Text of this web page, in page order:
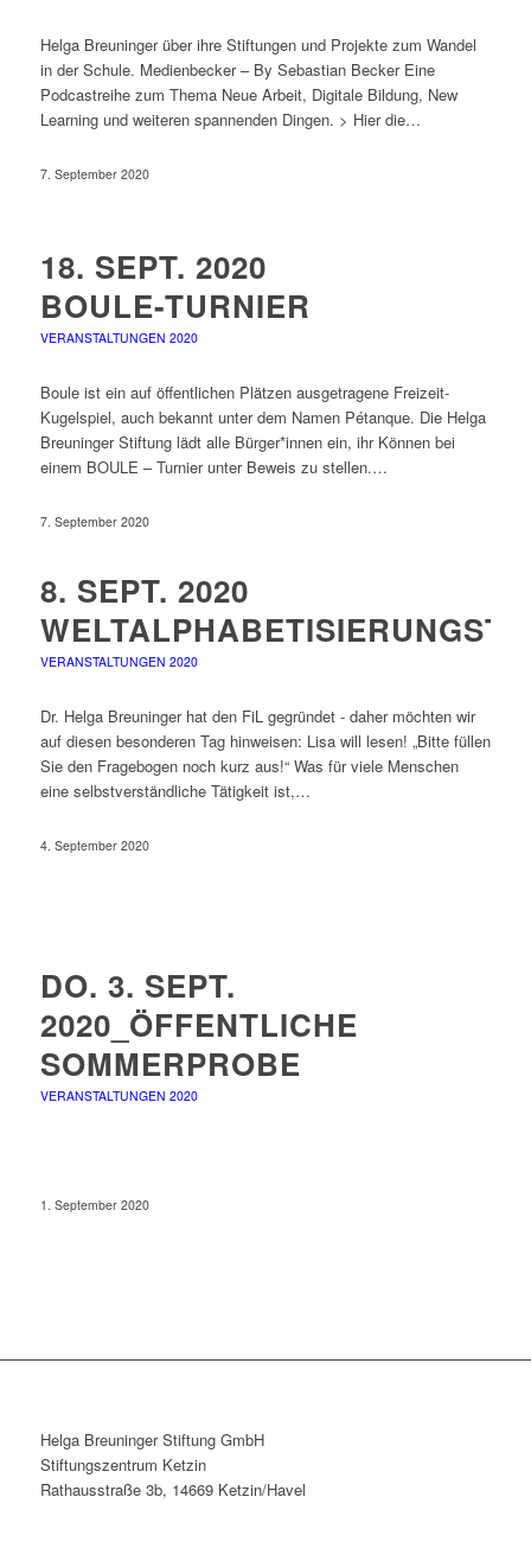
Helga Breuninger über ihre Stiftungen und Projekte zum Wandel
in der Schule. Medienbecker – By Sebastian Becker Eine
Podcastreihe zum Thema Neue Arbeit, Digitale Bildung, New
Learning und weiteren spannenden Dingen. > Hier die…
7. September 2020
18. SEPT. 2020
BOULE-TURNIER
VERANSTALTUNGEN 2020
Boule ist ein auf öffentlichen Plätzen ausgetragene Freizeit-
Kugelspiel, auch bekannt unter dem Namen Pétanque. Die Helga
Breuninger Stiftung lädt alle Bürger*innen ein, ihr Können bei
einem BOULE – Turnier unter Beweis zu stellen.…
7. September 2020
8. SEPT. 2020
VERANSTALTUNGEN 2020
Dr. Helga Breuninger hat den FiL gegründet - daher möchten wir
auf diesen besonderen Tag hinweisen: Lisa will lesen! „Bitte füllen
Sie den Fragebogen noch kurz aus!“ Was für viele Menschen
eine selbstverständliche Tätigkeit ist,…
4. September 2020
DO. 3. SEPT.
2020_ÖFFENTLICHE
SOMMERPROBE
VERANSTALTUNGEN 2020
1. September 2020
Helga Breuninger Stiftung GmbH
Stiftungszentrum Ketzin
Rathausstraße 3b, 14669 Ketzin/Havel